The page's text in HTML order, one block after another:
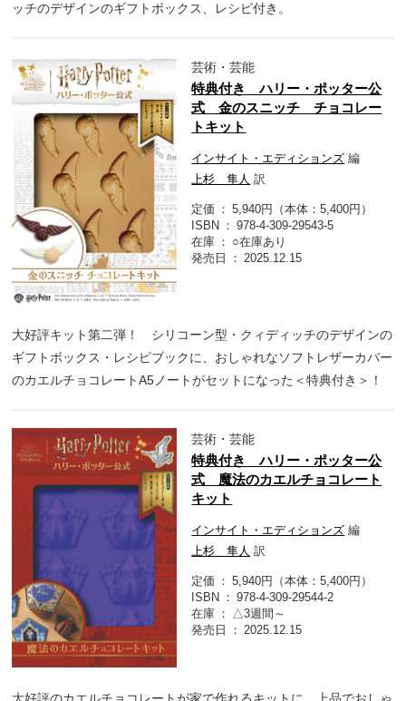
ッチのデザインのギフトボックス、レシピ付き。
芸術・芸能
特典付き ハリー・ポッター公
式 金のスニッチ チョコレー
トキット
インサイト・エディションズ 編
上杉 隼人 訳
定価
5,940円（本体：5,400円）
ISBN
978-4-309-29543-5
在庫
○在庫あり
発売日
2025.12.15
大好評キット第二弾！ シリコーン型・クィディッチのデザインの
ギフトボックス・レシピブックに、おしゃれなソフトレザーカバー
のカエルチョコレートA5ノートがセットになった＜特典付き＞！
芸術・芸能
特典付き ハリー・ポッター公
式 魔法のカエルチョコレート
キット
インサイト・エディションズ 編
上杉 隼人 訳
定価
5,940円（本体：5,400円）
ISBN
978-4-309-29544-2
在庫
△3週間～
発売日
2025.12.15